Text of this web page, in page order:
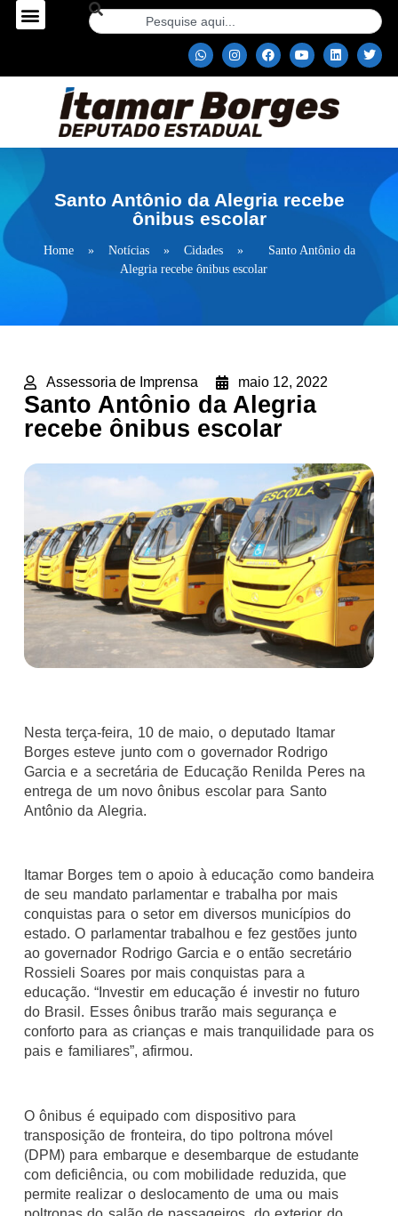
Santo Antônio da Alegria recebe
ônibus escolar
Home » Notícias » Cidades »
Santo Antônio da
Alegria recebe ônibus escolar
Assessoria de Imprensa maio 12, 2022
Santo Antônio da Alegria
recebe ônibus escolar
Nesta terça-feira, 10 de maio, o deputado Itamar
Borges esteve junto com o governador Rodrigo
Garcia e a secretária de Educação Renilda Peres na
entrega de um novo ônibus escolar para Santo
Antônio da Alegria.
Itamar Borges tem o apoio à educação como bandeira
de seu mandato parlamentar e trabalha por mais
conquistas para o setor em diversos municípios do
estado. O parlamentar trabalhou e fez gestões junto
ao governador Rodrigo Garcia e o então secretário
Rossieli Soares por mais conquistas para a
educação. “Investir em educação é investir no futuro
do Brasil. Esses ônibus trarão mais segurança e
conforto para as crianças e mais tranquilidade para os
pais e familiares”, afirmou.
O ônibus é equipado com dispositivo para
transposição de fronteira, do tipo poltrona móvel
(DPM) para embarque e desembarque de estudante
com deficiência, ou com mobilidade reduzida, que
permite realizar o deslocamento de uma ou mais